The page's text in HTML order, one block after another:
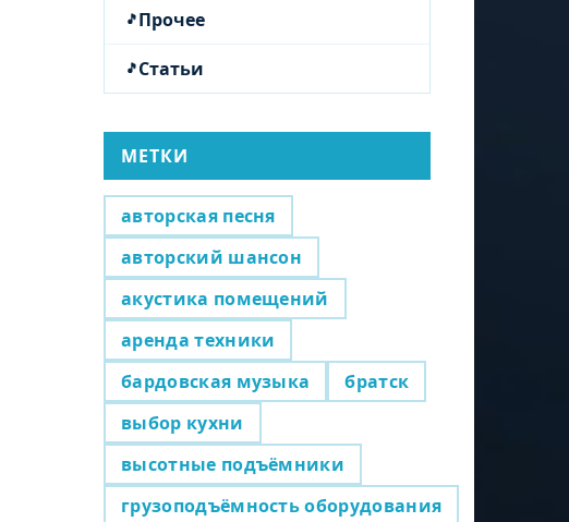
Прочее
Статьи
МЕТКИ
авторская песня
авторский шансон
акустика помещений
аренда техники
бардовская музыка
братск
выбор кухни
высотные подъёмники
грузоподъёмность оборудования